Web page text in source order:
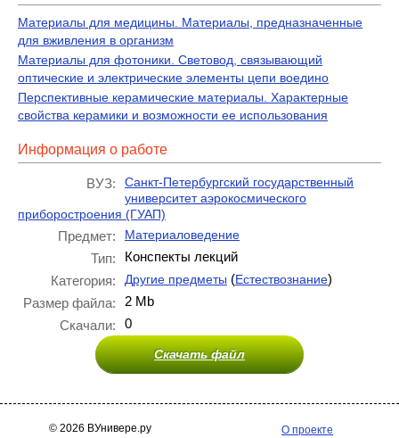
Материалы для медицины. Материалы, предназначенные
для вживления в организм
Материалы для фотоники. Световод, связывающий
оптические и электрические элементы цепи воедино
Перспективные керамические материалы. Характерные
свойства керамики и возможности ее использования
Информация о работе
ВУЗ:
Санкт-Петербургский государственный
университет аэрокосмического
приборостроения (ГУАП)
Предмет: Материаловедение
Тип:
Конспекты лекций
Категория:
Другие предметы (Естествознание)
Размер файла:
2 Mb
Скачали:
0
Скачать файл
© 2026 ВУнивере.ру О проекте